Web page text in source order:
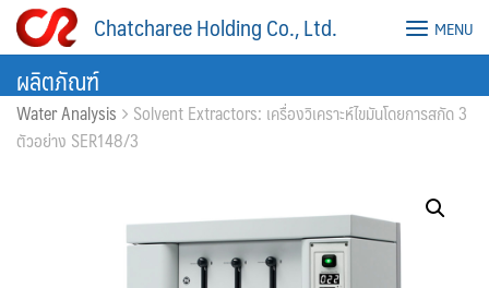
Skip
Chatcharee Holding Co., Ltd. MENU
ผลิตภัณฑ์
Water Analysis
Solvent Extractors: เครื่องวิเคราะห์ไขมันโดยการสกัด 3
ตัวอย่าง SER148/3